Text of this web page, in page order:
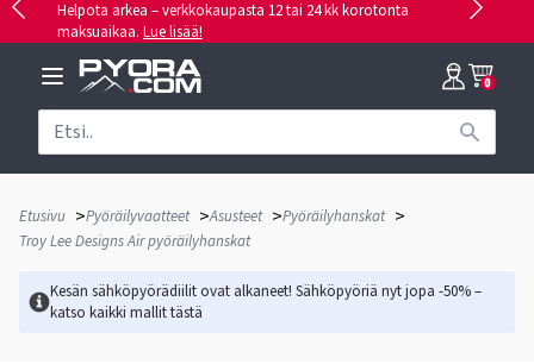
Helpota arkea – verkkokaupasta 12 tai 24 kk korotonta
maksuaikaa. Lue lisää!
0
Etusivu >Pyöräilyvaatteet >Asusteet >Pyöräilyhanskat >
Troy Lee Designs Air pyöräilyhanskat
Kesän sähköpyörädiilit ovat alkaneet! Sähköpyöriä nyt jopa -50% –
katso kaikki mallittästä